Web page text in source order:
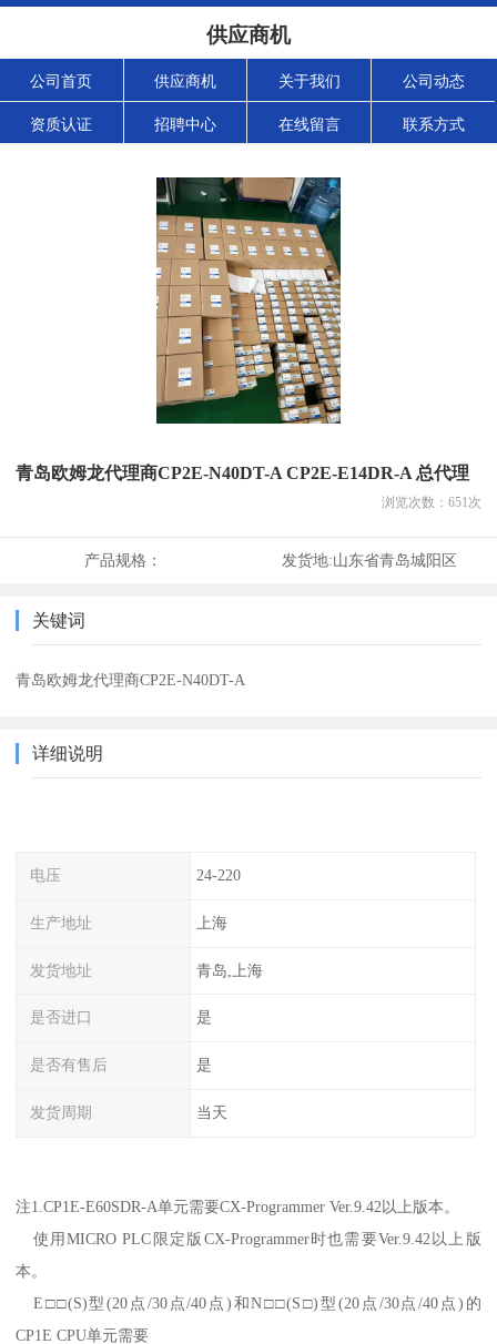
供应商机
公司首页 供应商机 关于我们 公司动态
资质认证 招聘中心 在线留言 联系方式
青岛欧姆龙代理商CP2E-N40DT-A CP2E-E14DR-A 总代理
浏览次数： 651次
产品规格： 发货地:山东省青岛城阳区
关键词
青岛欧姆龙代理商CP2E-N40DT-A
详细说明
电压 24-220
生产地址 上海
发货地址 青岛,上海
是否进口 是
是否有售后 是
发货周期 当天
注1.CP1E-E60SDR-A单元需要CX-Programmer Ver.9.42以上版本。
使用MICRO PLC限定版CX-Programmer时也需要Ver.9.42以上版
本。
E□□(S)型(20点/30点/40点)和N□□(S□)型(20点/30点/40点)的
CP1E CPU单元需要